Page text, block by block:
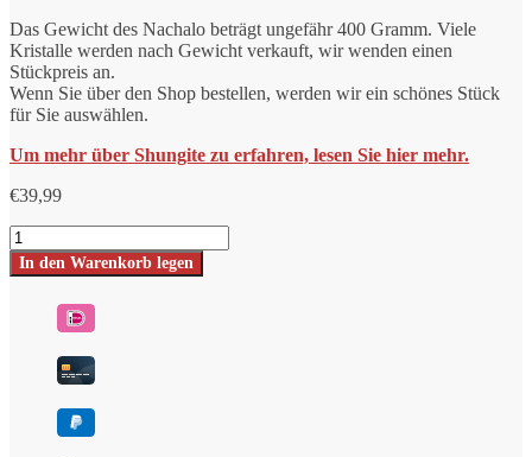
Das Gewicht des Nachalo beträgt ungefähr 400 Gramm. Viele
Kristalle werden nach Gewicht verkauft, wir wenden einen
Stückpreis an.
Wenn Sie über den Shop bestellen, werden wir ein schönes Stück
für Sie auswählen.
Um mehr über Shungite zu erfahren, lesen Sie hier mehr.
€39,99
Shungit
Stück
Nachalo
Nummer
In den Warenkorb legen